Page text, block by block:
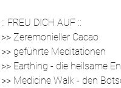
:: FREU DICH AUF ::
>> Zeremonieller Cacao
>> geführte Meditationen
>> Earthing - die heilsame
>> Medicine Walk - den